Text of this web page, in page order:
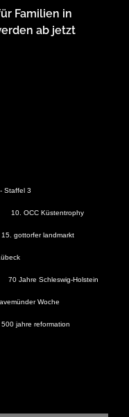
Familien in
ab jetzt
Staffel 3
10. OCC Küstentrophy
15. gottorfer landmarkt
70 Jahre Schleswig-Holstein
Woche
500 jahre reformation